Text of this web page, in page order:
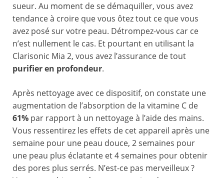
sueur. Au moment de se démaquiller, vous avez
tendance à croire que vous ôtez tout ce que vous
avez posé sur votre peau. Détrompez-vous car ce
n’est nullement le cas. Et pourtant en utilisant la
Clarisonic Mia 2, vous avez l’assurance de tout
purifier en profondeur.
Après nettoyage avec ce dispositif, on constate une
augmentation de l’absorption de la vitamine C de
61% par rapport à un nettoyage à l’aide des mains.
Vous ressentirez les effets de cet appareil après une
semaine pour une peau douce, 2 semaines pour
une peau plus éclatante et 4 semaines pour obtenir
des pores plus serrés. N’est-ce pas merveilleux ?